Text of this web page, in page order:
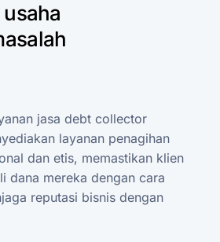
usaha
jasa debt collector
layanan penagihan
dan etis, memastikan klien
dana mereka dengan cara
reputasi bisnis dengan